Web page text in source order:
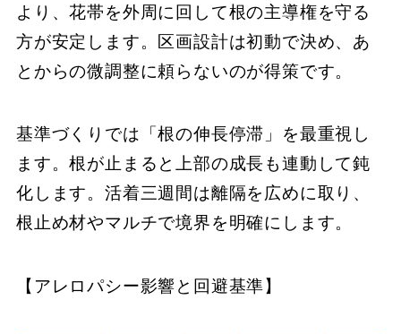
より、花帯を外周に回して根の主導権を守る
方が安定します。区画設計は初動で決め、あ
とからの微調整に頼らないのが得策です。
基準づくりでは「根の伸長停滞」を最重視し
ます。根が止まると上部の成長も連動して鈍
化します。活着三週間は離隔を広めに取り、
根止め材やマルチで境界を明確にします。
【アレロパシー影響と回避基準】